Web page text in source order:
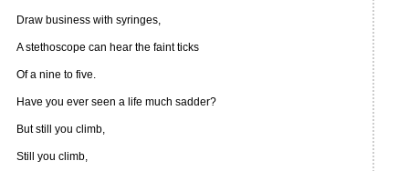
Draw business with syringes,
A stethoscope can hear the faint ticks
Of a nine to five.
Have you ever seen a life much sadder?
But still you climb,
Still you climb,